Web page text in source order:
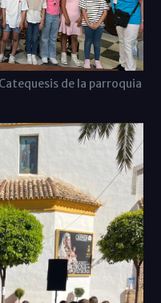
de la parroquia